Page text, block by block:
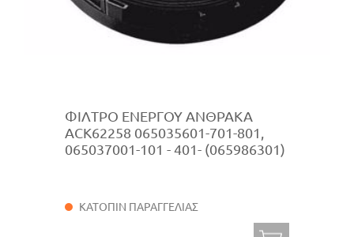
ΦΙΛΤΡΟ ΕΝΕΡΓΟΥ ΑΝΘΡΑΚΑ
ACK62258 065035601-701-801,
065037001-101 - 401- (065986301)
ΚΑΤΟΠΙΝ ΠΑΡΑΓΓΕΛΙΑΣ